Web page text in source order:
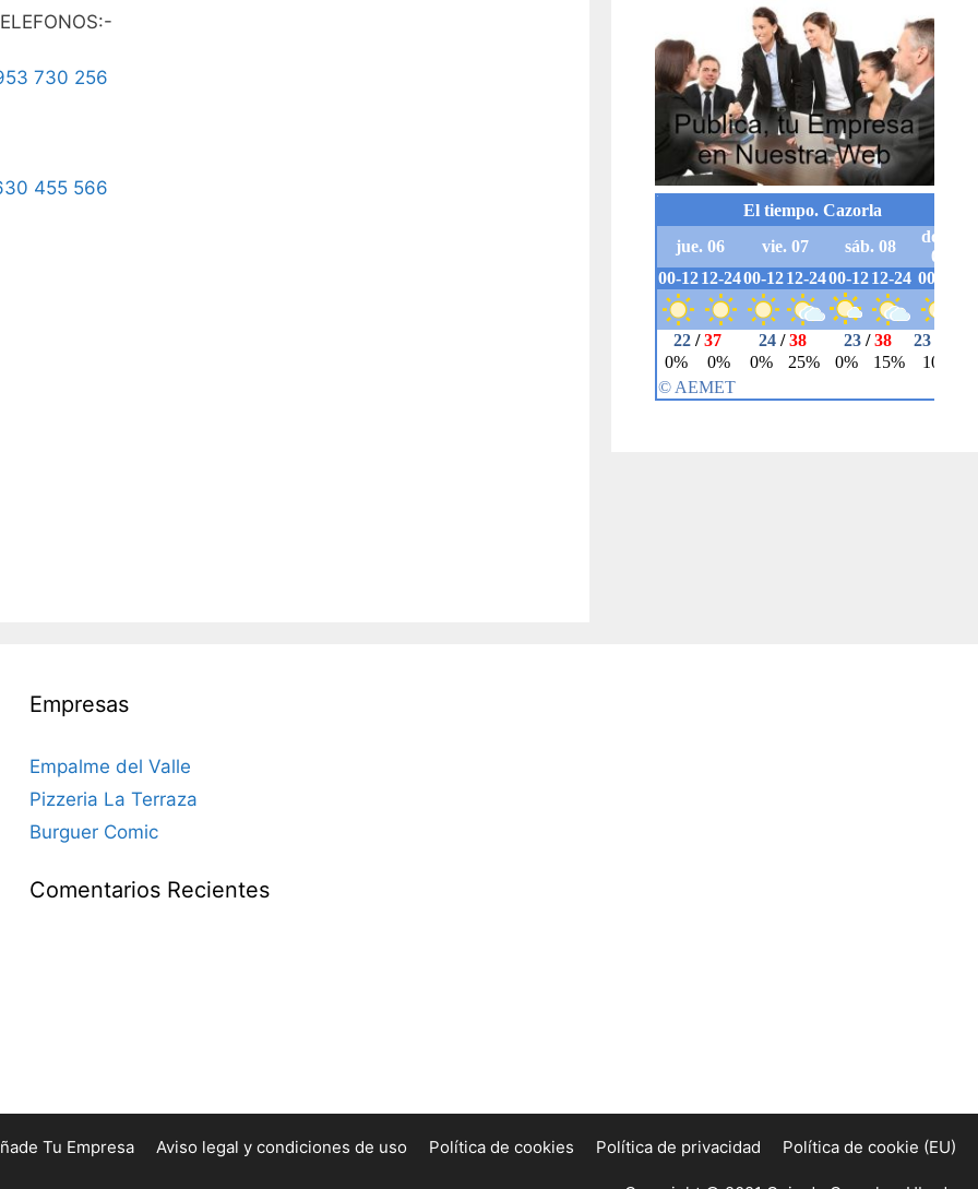
730 256
455 566
Empresas
Empalme del Valle
Pizzeria La Terraza
Burguer Comic
Comentarios Recientes
Tu Empresa Aviso legal y condiciones de uso Política de cookies Política de privacidad Política de cookie (EU)